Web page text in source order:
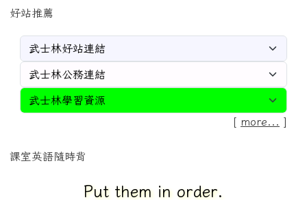
好站推薦
[ more... ]
課室英語隨時背
Put them in order.